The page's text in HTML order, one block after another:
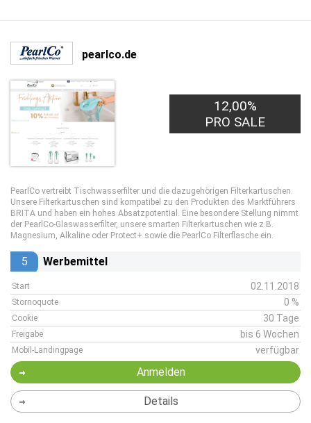
pearlco.de
12,00%
PRO SALE
PearlCo vertreibt Tischwasserfilter und die dazugehörigen Filterkartuschen.
Unsere Filterkartuschen sind kompatibel zu den Produkten des Marktführers
BRITA und haben ein hohes Absatzpotential. Eine besondere Stellung nimmt
der PearlCo-Glaswasserfilter, unsere smarten Filterkartuschen wie z.B.
Magnesium, Alkaline oder Protect+ sowie die PearlCo Filterflasche ein.
5 Werbemittel
Start 02.11.2018
Stornoquote 0 %
Cookie 30 Tage
Freigabe bis 6 Wochen
Mobil-Landingpage verfügbar
Anmelden
Details